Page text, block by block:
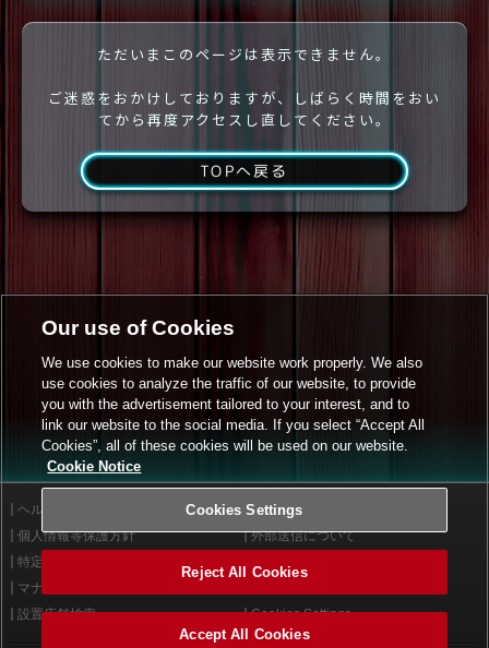
ただいまこのページは表示できません。
ご迷惑をおかけしておりますが、しばらく時間をおい
てから再度アクセスし直してください。
TOPへ戻る
ヘルプ
利用規約
個人情報等保護方針
外部送信について
特定商取引法に基づく表示
マナー＆ルール
設置店舗検索
Cookies Settings
Our use of Cookies
We use cookies to make our website work properly. We also
use cookies to analyze the traffic of our website, to provide
you with the advertisement tailored to your interest, and to
link our website to the social media. If you select “Accept All
Cookies”, all of these cookies will be used on our website.
Cookie Notice
Cookies Settings
Reject All Cookies
Accept All Cookies